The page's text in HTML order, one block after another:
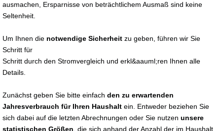
ausmachen, Ersparnisse von beträchtlichem Ausmaß sind keine
Seltenheit.
Um Ihnen die notwendige Sicherheit zu geben, führen wir Sie
Schritt für
Schritt durch den Stromvergleich und erkl&aauml;ren Ihnen alle
Details.
Zunächst geben Sie bitte einfach den zu erwartenden
Jahresverbrauch für Ihren Haushalt ein. Entweder beziehen Sie
sich dabei auf die letzten Abrechnungen oder Sie nutzen unsere
statistischen Größen , die sich anhand der Anzahl der im Haushalt